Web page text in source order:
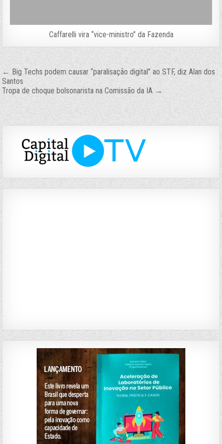
Caffarelli vira “vice-ministro” da Fazenda
Navegação
de
Post
← Big Techs podem causar “paralisação digital” ao STF, diz Alan dos
Santos
Tropa de choque bolsonarista na Comissão da IA →